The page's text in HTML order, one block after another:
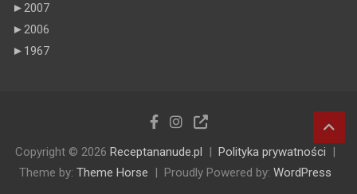
►2007
►2006
► 1967
Copyright © 2026 Receptananude.pl
Polityka prywatności
Theme by: Theme Horse Proudly Powered by: WordPress